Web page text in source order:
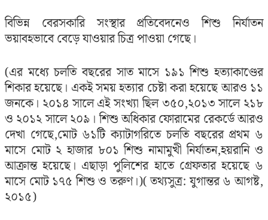
বিভিন্ন বেরসকারি সংস্থার প্রতিবেদনেও শিশু নির্যাতন
ভয়াবহভাবে বেড়ে যাওয়ার চিত্র পাওয়া গেছে।
(এর মধ্যে চলতি বছরের সাত মাসে ১৯১ শিশু হত্যাকাণ্ডের
শিকার হয়েছে। একই সময় হত্যার চেষ্টা করা হয়েছে আরও ১১
জনকে। ২০১৪ সালে এই সংখ্যা ছিল ৩৫০,২০১৩ সালে ২১৮
ও ২০১২ সালে ২০৯। শিশু অধিকার ফোরামের রেকর্ডে আরও
দেখা গেছে,মোট ৬১টি ক্যাটাগরিতে চলতি বছরের প্রথম ৬
মাসে মোট ২ হাজার ৮০১ শিশু নামামুখী নির্যাতন,হয়রানি ও
আক্রান্ত হয়েছে। এছাড়া পুলিশের হাতে গ্রেফতার হয়েছে ৬
মাসে মোট ১৭৫ শিশু ও তরুণ।)( তথ্যসুত্র: যুগান্তর ৬ আগষ্ট,
২০১৫)